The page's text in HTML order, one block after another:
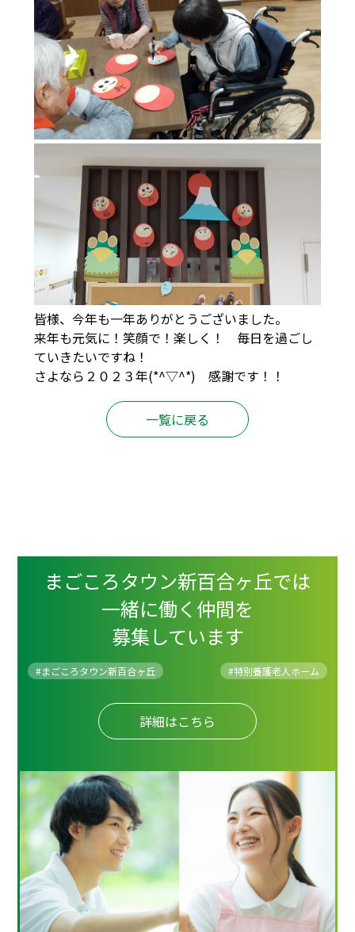
皆様、今年も一年ありがとうございました。
来年も元気に！笑顔で！楽しく！ 毎日を過ごし
ていきたいですね！
さよなら２０２３年(*^▽^*) 感謝です！！
一覧に戻る
まごころタウン新百合ヶ丘では
一緒に働く仲間を
募集しています
#まごころタウン新百合ヶ丘 #特別養護老人ホーム
詳細はこちら